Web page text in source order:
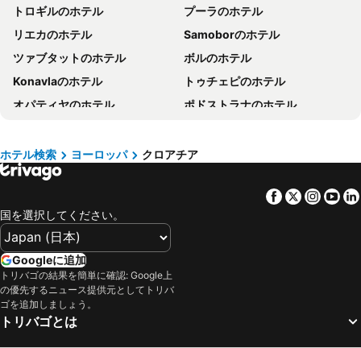
関東地方のホテル
石川県のホテル
宮城県のホテル
兵庫県のホテル
近畿地方のホテル
鳥取県のホテル
島根県のホテル
群馬県のホテル
新潟県のホテル
大阪府のホテル
山口のホテル
九州地方のホテル
栃木のホテル
トロギルのホテル
プーラのホテル
リエカのホテル
Samoborのホテル
ツァブタットのホテル
ボルのホテル
Konavlaのホテル
トゥチェピのホテル
オパティヤのホテル
ポドストラナのホテル
Čakovecのホテル
コルチュラのホテル
Povljanaのホテル
バシュカのホテル
メドゥリンのホテル
マカルスカのホテル
プナトのホテル
スタリー・グラードのホテル
Sinjのホテル
ホテル検索 ヨーロッパ クロアチア
Facebook
Twitter
国を選択してください。
Googleに追加
トリバゴの結果を簡単に確認: Google上
の優先するニュース提供元としてトリバ
ゴを追加しましょう。
トリバゴとは